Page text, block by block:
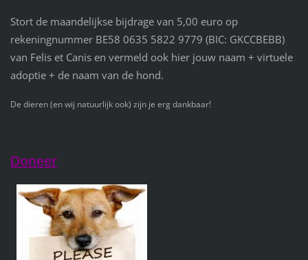
Stort de maandelijkse bijdrage van 5,00 euro op
rekeningnummer BE58 0635 5822 9779 (BIC: GKCCBEBB)
van Felis et Canis en vermeld ook hier jouw naam + virtuele
adoptie + de naam van de hond.
De dieren (en wij natuurlijk ook) zijn je erg dankbaar!
Doneer